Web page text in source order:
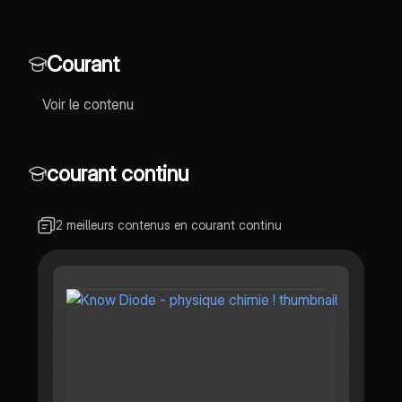
Courant
Voir le contenu
courant continu
2 meilleurs contenus en courant continu